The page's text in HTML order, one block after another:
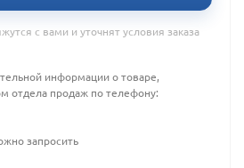
с вами и уточнят условия заказа
информации о товаре,
отдела продаж по телефону:
запросить